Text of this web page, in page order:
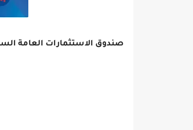
صندوق الاستثمارات العامة